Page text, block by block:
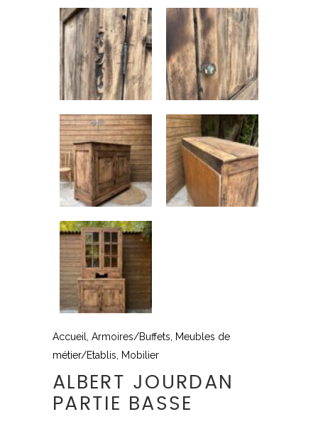
Accueil, Armoires/Buffets, Meubles de
métier/Etablis, Mobilier
ALBERT JOURDAN
PARTIE BASSE